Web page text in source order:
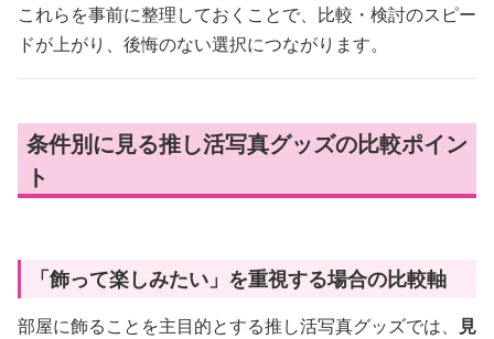
これらを事前に整理しておくことで、比較・検討のスピー
ドが上がり、後悔のない選択につながります。
条件別に見る推し活写真グッズの比較ポイン
ト
「飾って楽しみたい」を重視する場合の比較軸
部屋に飾ることを主目的とする推し活写真グッズでは、
見